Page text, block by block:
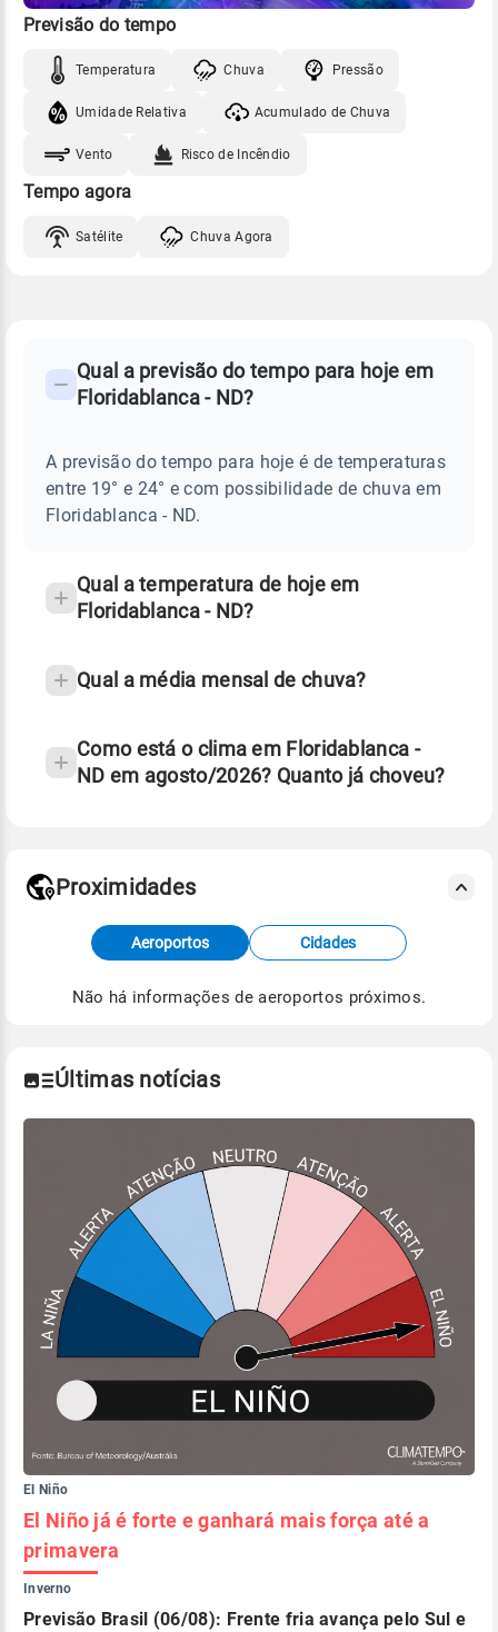
Previsão do tempo
Temperatura Chuva Pressão
Umidade Relativa Acumulado de Chuva
Vento Risco de Incêndio
Tempo agora
Satélite Chuva Agora
PREVISÃO
TEMPO
FLORIDABLANCA
Perguntas
sobre
chuva
Qual a previsão do tempo para hoje em
Floridablanca - ND?
A previsão do tempo para hoje é de temperaturas
entre 19° e 24° e com possibilidade de chuva em
Floridablanca - ND.
Qual a temperatura de hoje em
Floridablanca - ND?
Qual a média mensal de chuva?
Como está o clima em Floridablanca -
ND em agosto/2026? Quanto já choveu?
Fonte: dados combinados de estações
meteorológicas e satélite do Centro de Previsão
de Tempo e Estudos Climáticos (CPTEC).
Proximidades
Aeroportos Cidades
Não há informações de aeroportos próximos.
Últimas notícias
El Niño
El Niño já é forte e ganhará mais força até a
primavera
Inverno
Previsão Brasil (06/08): Frente fria avança pelo Sul e